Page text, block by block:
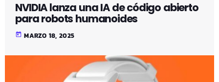
NVIDIA lanza una IA de código abierto
para robots humanoides
today MARZO 18, 2025